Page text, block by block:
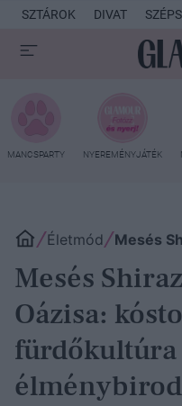
SZTÁROK DIVAT
MANCSPARTY NYEREMÉNYJÁTÉK
Életmód Mesés
Mesés
Oázisa:
fürdőkultúra